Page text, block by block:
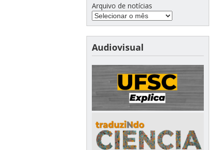
Arquivo de notícias
Audiovisual